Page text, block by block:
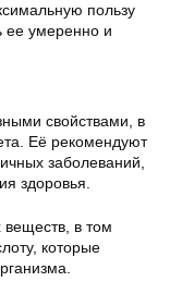
пользу
ее умеренно и
свойствами, в
Её рекомендуют
заболеваний,
здоровья.
веществ, в том
которые